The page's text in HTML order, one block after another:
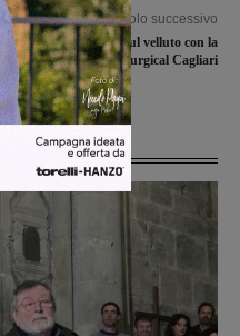
Articolo successivo
La RR Retail Galli sul velluto con la
Surgical Cagliari